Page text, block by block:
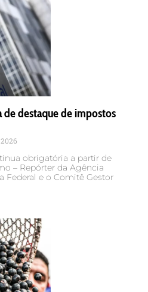
de destaque de impostos
obrigatória a partir de
– Repórter da Agência
Federal e o Comitê Gestor